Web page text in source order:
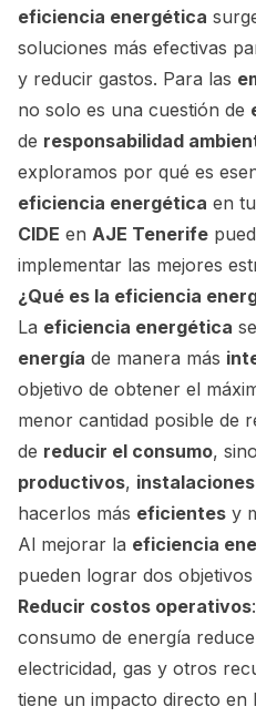
eficiencia energética
soluciones más efectivas
y reducir gastos. Para las
no solo es una cuestión de
de responsabilidad
exploramos por qué es
eficiencia energética en
CIDE en AJE Tenerife
implementar las mejores
¿Qué es la eficiencia
La eficiencia energética
energía de manera más
objetivo de obtener el
menor cantidad posible de
de reducir el consumo,
productivos, instalaciones
hacerlos más eficientes y
Al mejorar la eficiencia
pueden lograr dos objetivos
Reducir costos operativos
consumo de energía
electricidad, gas y otros
tiene un impacto directo en